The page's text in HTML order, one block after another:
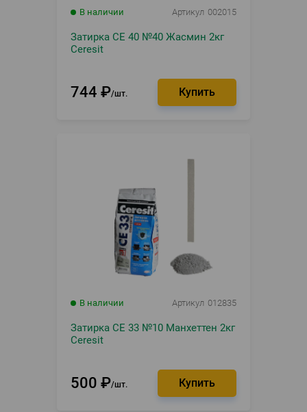
В наличии Артикул 002015
Затирка CE 40 №40 Жасмин 2кг
Ceresit
744 ₽ шт.
В наличии Артикул 012835
Затирка CE 33 №10 Манхеттен 2кг
Ceresit
500 ₽ шт.